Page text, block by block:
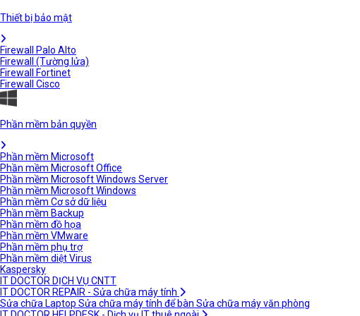
Thiết bị bảo mật
Firewall Palo Alto
Firewall (Tường lửa)
Firewall Fortinet
Firewall Cisco
Phần mềm bản quyền
Phần mềm Microsoft
Phần mềm Microsoft Office
Phần mềm Microsoft Windows Server
Phần mềm Microsoft Windows
Phần mềm Cơ sở dữ liệu
Phần mềm Backup
Phần mềm đồ họa
Phần mềm VMware
Phần mềm phụ trợ
Phần mềm diệt Virus
Kaspersky
IT DOCTOR DỊCH VỤ CNTT
IT DOCTOR REPAIR - Sửa chữa máy tính
Sửa chữa Laptop Sửa chữa máy tính để bàn Sửa chữa máy văn phòng